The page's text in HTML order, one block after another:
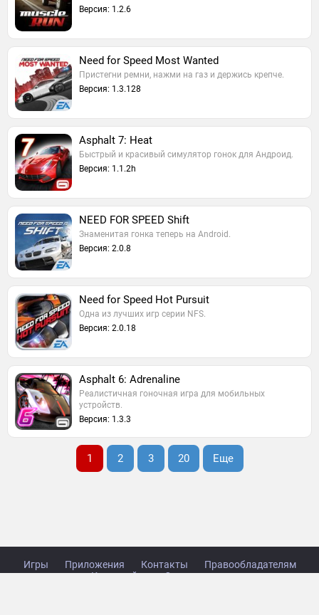
Версия: 1.2.6
Need for Speed Most Wanted
Пристегни ремни, нажми на газ и держись крепче.
Версия: 1.3.128
Asphalt 7: Heat
Быстрый и красивый симулятор гонок для Андроид.
Версия: 1.1.2h
NEED FOR SPEED Shift
Знаменитая гонка теперь на Android.
Версия: 2.0.8
Need for Speed Hot Pursuit
Одна из лучших игр серии NFS.
Версия: 2.0.18
Asphalt 6: Adrenaline
Реалистичная гоночная игра для мобильных
устройств.
Версия: 1.3.3
1 2 3 20 Еще
Игры Приложения Контакты
Правообладателям
Карта сайта
Стол заказов